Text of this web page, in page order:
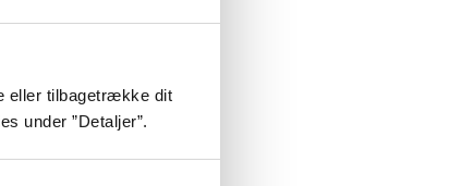
eller tilbagetrække dit
under ”Detaljer”.